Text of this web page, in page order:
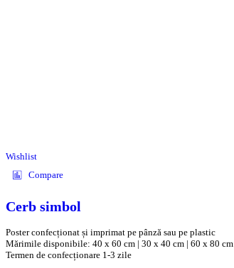
Wishlist
Compare
Cerb simbol
Poster confecționat și imprimat pe pânză sau pe plastic
Mărimile disponibile: 40 x 60 cm | 30 x 40 cm | 60 x 80 cm
Termen de confecționare 1-3 zile